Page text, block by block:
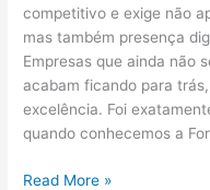
competitivo e exige não
mas também presença
Empresas que ainda não
acabam ficando para
excelência. Foi
quando conhecemos a
manutenção
empilhadeira
em
Read More »